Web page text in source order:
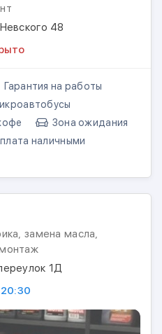
48
Гарантия на работы
Зона ожидания
наличными
замена масла,
1Д